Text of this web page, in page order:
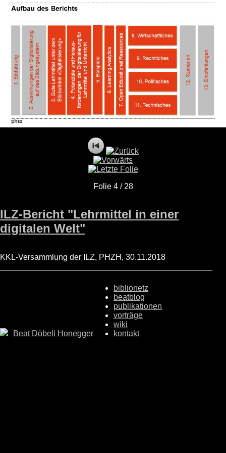
Folie 4 / 28
ILZ-Bericht "Lehrmittel in einer
digitalen Welt"
KKL-Versammlung der ILZ, PHZH, 30.11.2018
Beat Döbeli Honegger
biblionetz
beatblog
publikationen
vorträge
wiki
kontakt